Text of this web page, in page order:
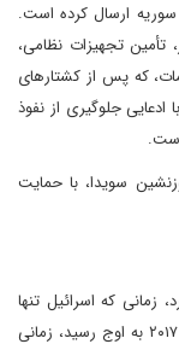
ارسال کرده است.
تأمین تجهیزات نظامی،
که پس از کشتارهای
جلوگیری از نفوذ
سویدا، با حمایت
عراق در دهه ۱۹۶۰ ریشه دارد، زمانی که اسرائیل تنها
طرفی بود که به کردها کمک کرد. این حمایت در سال ۲۰۱۷ به اوج رسید، زمانی